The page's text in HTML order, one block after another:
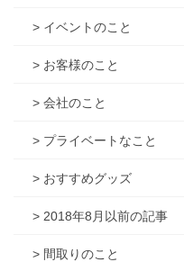
> イベントのこと
> お客様のこと
> 会社のこと
> プライベートなこと
> おすすめグッズ
> 2018年8月以前の記事
> 間取りのこと